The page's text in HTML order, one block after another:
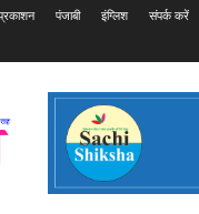
पंजाबी इंग्लिश संपर्क करें